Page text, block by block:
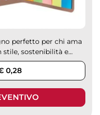
perfetto per chi ama
sostenibilità e...
0,28